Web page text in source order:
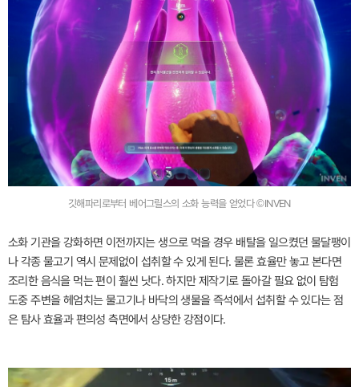
깃해파리로부터 베어그릴스의 소화 능력을 얻었다 ©INVEN
소화 기관을 강화하면 이전까지는 생으로 먹을 경우 배탈을 일으켰던 물달팽이
나 각종 물고기 역시 문제없이 섭취할 수 있게 된다. 물론 효율만 놓고 본다면
조리한 음식을 먹는 편이 훨씬 낫다. 하지만 제작기로 돌아갈 필요 없이 탐험
도중 주변을 헤엄치는 물고기나 바닥의 생물을 즉석에서 섭취할 수 있다는 점
은 탐사 효율과 편의성 측면에서 상당한 강점이다.